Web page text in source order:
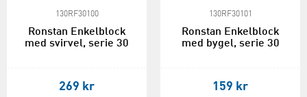
130RF30100
Ronstan Enkelblock
med svirvel, serie 30
269 kr
130RF30101
Ronstan Enkelblock
med bygel, serie 30
159 kr